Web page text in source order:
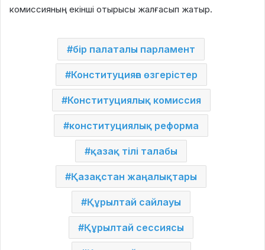
комиссияның екінші отырысы жалғасып жатыр.
бір палаталы парламент
Конституцияға өзгерістер
Конституциялық комиссия
конституциялық реформа
қазақ тілі талабы
Қазақстан жаңалықтары
Құрылтай сайлауы
Құрылтай сессиясы